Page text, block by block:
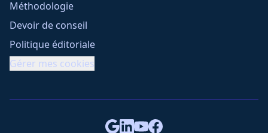
Méthodologie
Devoir de conseil
Politique éditoriale
Gérer mes cookies